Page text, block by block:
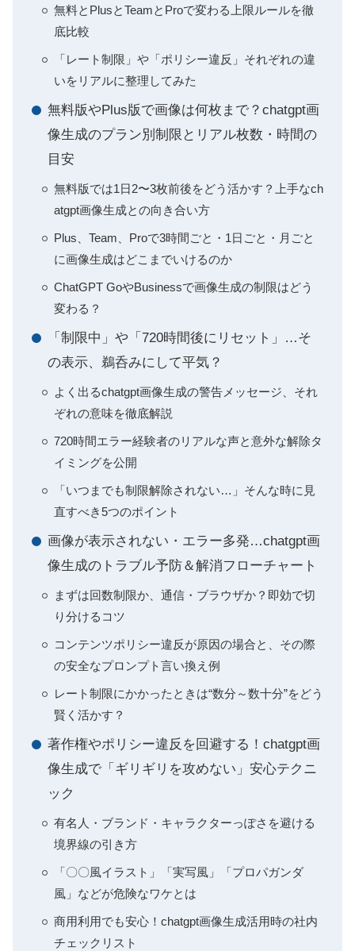
無料とPlusとTeamとProで変わる上限ルールを徹
底比較
「レート制限」や「ポリシー違反」それぞれの違
いをリアルに整理してみた
無料版やPlus版で画像は何枚まで？chatgpt画
像生成のプラン別制限とリアル枚数・時間の
目安
無料版では1日2〜3枚前後をどう活かす？上手なch
atgpt画像生成との向き合い方
Plus、Team、Proで3時間ごと・1日ごと・月ごと
に画像生成はどこまでいけるのか
ChatGPT GoやBusinessで画像生成の制限はどう
変わる？
「制限中」や「720時間後にリセット」…そ
の表示、鵜呑みにして平気？
よく出るchatgpt画像生成の警告メッセージ、それ
ぞれの意味を徹底解説
720時間エラー経験者のリアルな声と意外な解除タ
イミングを公開
「いつまでも制限解除されない…」そんな時に見
直すべき5つのポイント
画像が表示されない・エラー多発…chatgpt画
像生成のトラブル予防＆解消フローチャート
まずは回数制限か、通信・ブラウザか？即効で切
り分けるコツ
コンテンツポリシー違反が原因の場合と、その際
の安全なプロンプト言い換え例
レート制限にかかったときは“数分～数十分”をどう
賢く活かす？
著作権やポリシー違反を回避する！chatgpt画
像生成で「ギリギリを攻めない」安心テクニ
ック
有名人・ブランド・キャラクターっぽさを避ける
境界線の引き方
「〇〇風イラスト」「実写風」「プロパガンダ
風」などが危険なワケとは
商用利用でも安心！chatgpt画像生成活用時の社内
チェックリスト